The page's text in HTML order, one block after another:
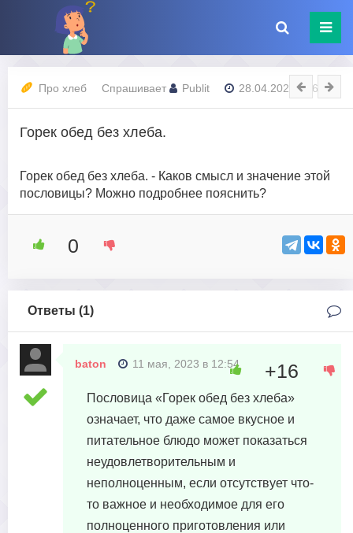
Про хлеб Спрашивает Publit 28.04.2023 - 16:37
Горек обед без хлеба.
Горек обед без хлеба. - Каков смысл и значение этой
пословицы? Можно подробнее пояснить?
0
Ответы (1)
baton 11 мая, 2023 в 12:54
Пословица «Горек обед без хлеба»
означает, что даже самое вкусное и
питательное блюдо может показаться
неудовлетворительным и
неполноценным, если отсутствует что-
то важное и необходимое для его
полноценного приготовления или
+16